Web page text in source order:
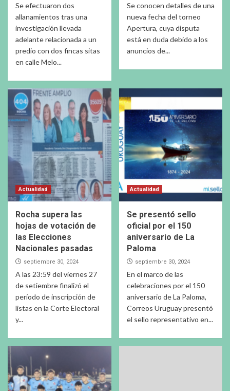
Se efectuaron dos
allanamientos tras una
investigación llevada
adelante relacionada a un
predio con dos fincas sitas
en calle Melo...
Se conocen detalles de una
nueva fecha del torneo
Apertura, cuya disputa
está en duda debido a los
anuncios de...
Actualidad
Rocha supera las
hojas de votación de
las Elecciones
Nacionales pasadas
septiembre 30, 2024
A las 23:59 del viernes 27
de setiembre finalizó el
período de inscripción de
listas en la Corte Electoral
y...
Actualidad
Se presentó sello
oficial por el 150
aniversario de La
Paloma
septiembre 30, 2024
En el marco de las
celebraciones por el 150
aniversario de La Paloma,
Correos Uruguay presentó
el sello representativo en...